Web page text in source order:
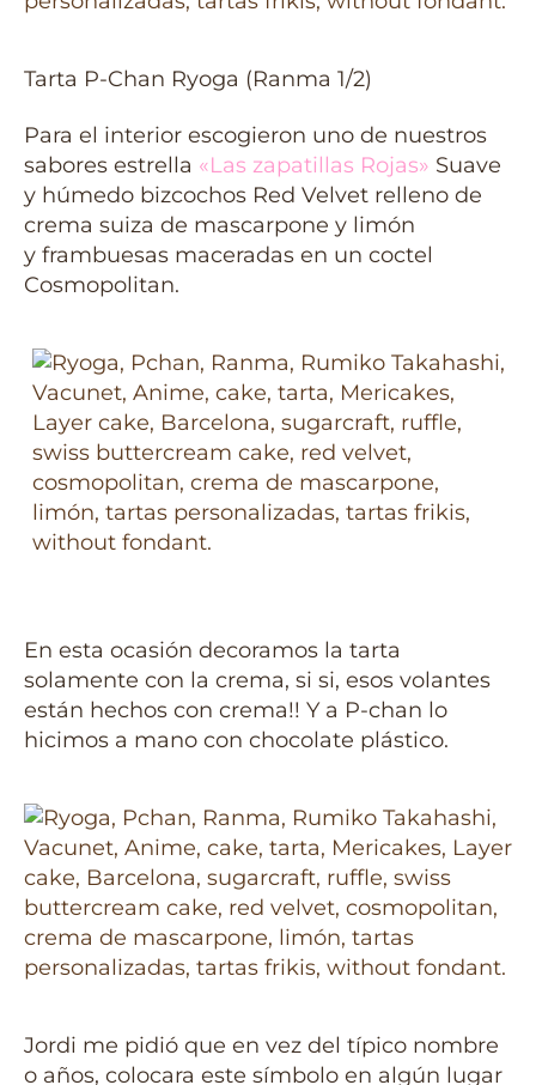
Tarta P-Chan Ryoga (Ranma 1/2)
Para el interior escogieron uno de nuestros
sabores estrella «Las zapatillas Rojas» Suave
y húmedo bizcochos Red Velvet relleno de
crema suiza de mascarpone y limón
y frambuesas maceradas en un coctel
Cosmopolitan.
En esta ocasión decoramos la tarta
solamente con la crema, si si, esos volantes
están hechos con crema!! Y a P-chan lo
hicimos a mano con chocolate plástico.
Jordi me pidió que en vez del típico nombre
o años, colocara este símbolo en algún lugar